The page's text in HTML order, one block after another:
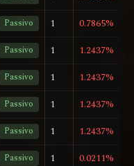
Passivo 1
0.7865%
Passivo 1
1.2437%
Passivo 1
1.2437%
Passivo 1
1.2437%
Passivo 1
1.2437%
Passivo 1
0.0211%